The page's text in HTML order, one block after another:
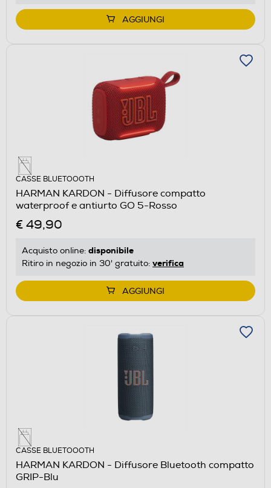
AGGIUNGI
CASSE BLUETOOOTH
HARMAN KARDON - Diffusore compatto
waterproof e antiurto GO 5-Rosso
€ 49,90
Acquisto online: disponibile
Ritiro in negozio in 30' gratuito: verifica
AGGIUNGI
CASSE BLUETOOOTH
HARMAN KARDON - Diffusore Bluetooth compatto
GRIP-Blu